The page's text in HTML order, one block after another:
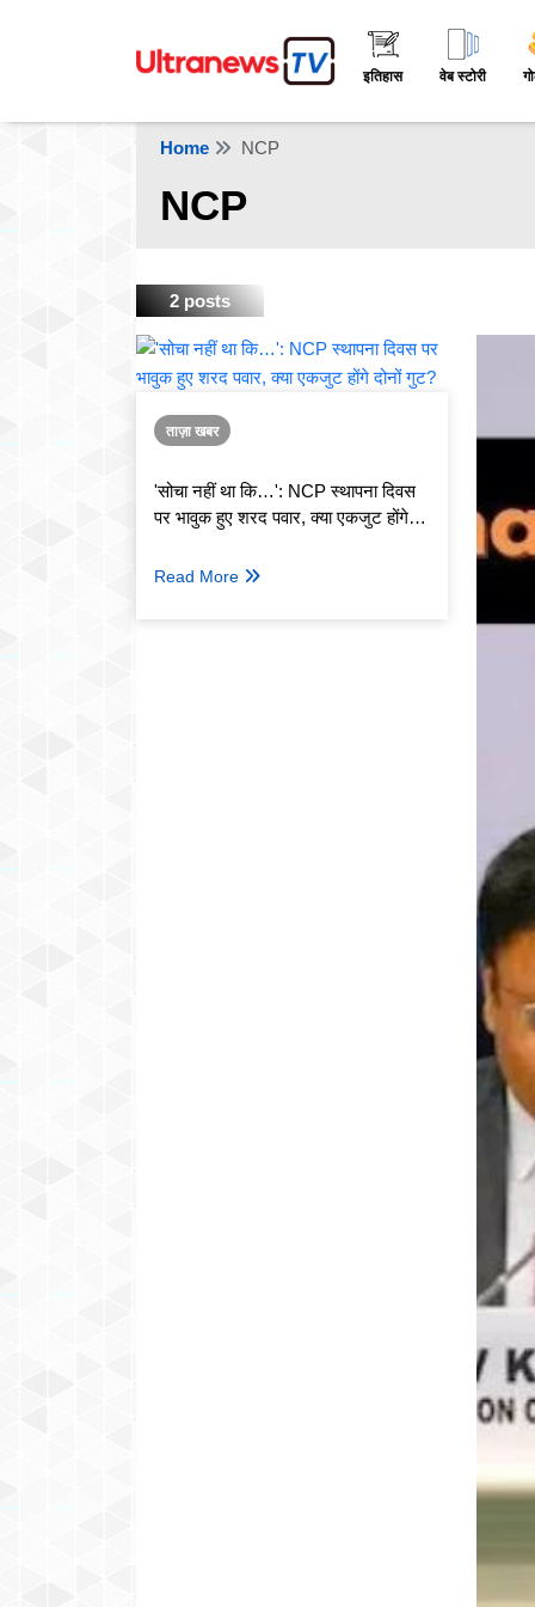
इतिहास वेब स्टोरी
Home NCP
NCP
2 posts
ताज़ा खबर
'सोचा नहीं था कि…': NCP स्थापना दिवस
पर भावुक हुए शरद पवार, क्या एकजुट होंगे
Read More